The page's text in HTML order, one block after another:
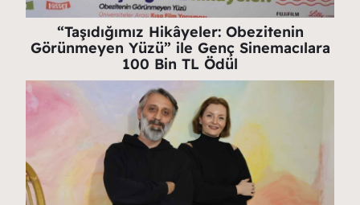
“Taşıdığımız Hikâyeler: Obezitenin
Görünmeyen Yüzü” ile Genç Sinemacılara
100 Bin TL Ödül